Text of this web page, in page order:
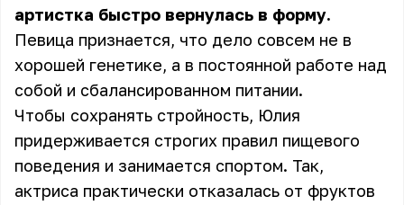
артистка быстро вернулась в форму.
Певица признается, что дело совсем не в
хорошей генетике, а в постоянной работе над
собой и сбалансированном питании.
Чтобы сохранять стройность, Юлия
придерживается строгих правил пищевого
поведения и занимается спортом. Так,
актриса практически отказалась от фруктов